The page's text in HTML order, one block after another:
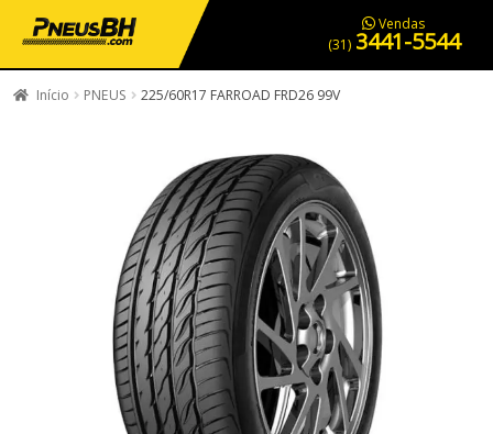
PNEUS EM OFERTA SERVIÇOS AUTOMOTIVOS NOSSA LOJA
Vendas
(31) 3441-5544
Início PNEUS 225/60R17 FARROAD FRD26 99V